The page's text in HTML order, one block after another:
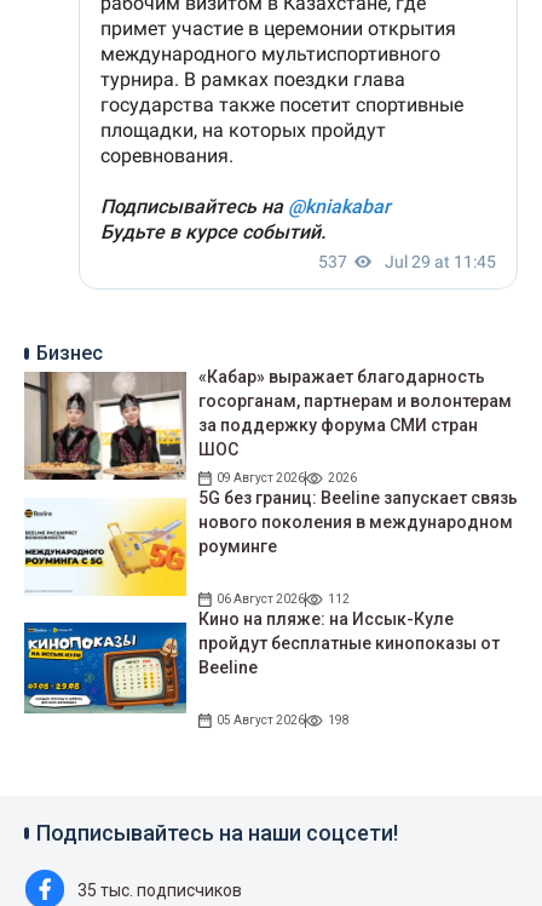
Бизнес
«Кабар» выражает благодарность
госорганам, партнерам и волонтерам
за поддержку форума СМИ стран
ШОС
09 Август 2026 2026
5G без границ: Beeline запускает связь
нового поколения в международном
роуминге
06 Август 2026 112
Кино на пляже: на Иссык-Куле
пройдут беcплатные кинопоказы от
Beeline
05 Август 2026 198
Подписывайтесь на наши соцсети!
35 тыс. подписчиков